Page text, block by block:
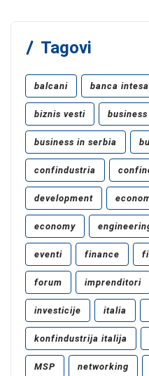
Tagovi
balcani banca intesa
biznis vesti business
business in serbia
confindustria
development
economy
eventi finance
forum imprenditori
investicije italia
konfindustrija italija
MSP networking